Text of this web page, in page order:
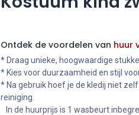
Ontdek de voordelen van huur
* Draag unieke, hoogwaardige
* Kies voor duurzaamheid en stijl
* Na gebruik hoef je de kledij niet
reiniging.
In de huurprijs is 1 wasbeurt